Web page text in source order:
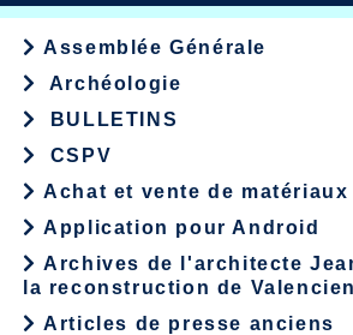
Assemblée Générale
Archéologie
BULLETINS
CSPV
Achat et vente de
Application pour Android
Archives de l'architecte
la reconstruction de
Articles de presse anciens